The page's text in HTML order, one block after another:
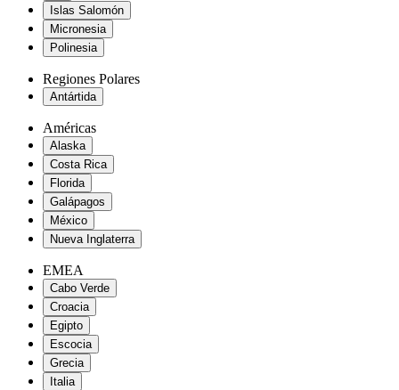
Islas Salomón
Micronesia
Polinesia
Regiones Polares
Antártida
Américas
Alaska
Costa Rica
Florida
Galápagos
México
Nueva Inglaterra
EMEA
Cabo Verde
Croacia
Egipto
Escocia
Grecia
Italia